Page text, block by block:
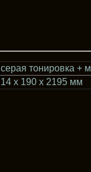
серая тонировка +
14 х 190 х 2195 мм